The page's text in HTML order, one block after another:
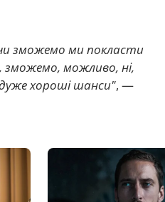
зможемо ми покласти
зможемо, можливо, ні,
хороші шанси", —